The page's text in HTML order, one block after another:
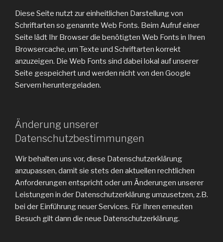
Diese Seite nutzt zur einheitlichen Darstellung von
Schriftarten so genannte Web Fonts. Beim Aufruf einer
Seite lädt Ihr Browser die benötigten Web Fonts in Ihren
Browsercache, um Texte und Schriftarten korrekt
anzuzeigen. Die Web Fonts sind dabei lokal auf unserer
Seite gespeichert und werden nicht von den Google
Servern heruntergeladen.
Änderung unserer
Datenschutzbestimmungen
Wir behalten uns vor, diese Datenschutzerklärung
anzupassen, damit sie stets den aktuellen rechtlichen
Anforderungen entspricht oder um Änderungen unserer
Leistungen in der Datenschutzerklärung umzusetzen, z.B.
bei der Einführung neuer Services. Für Ihren erneuten
Besuch gilt dann die neue Datenschutzerklärung.